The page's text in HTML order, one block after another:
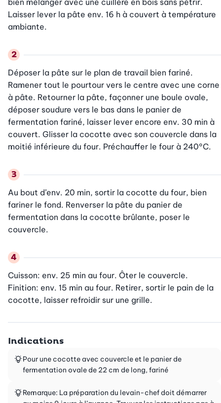
bien mélanger avec une cuillère en bois sans pétrir.
Laisser lever la pâte env. 16 h à couvert à température
ambiante.
Déposer la pâte sur le plan de travail bien fariné.
Ramener tout le pourtour vers le centre avec une corne
à pâte. Retourner la pâte, façonner une boule ovale,
déposer soudure vers le bas dans le panier de
fermentation fariné, laisser lever encore env. 30 min à
couvert. Glisser la cocotte avec son couvercle dans la
moitié inférieure du four. Préchauffer le four à 240°C.
Au bout d’env. 20 min, sortir la cocotte du four, bien
fariner le fond. Renverser la pâte du panier de
fermentation dans la cocotte brûlante, poser le
couvercle.
Cuisson: env. 25 min au four. Ôter le couvercle.
Finition: env. 15 min au four. Retirer, sortir le pain de la
cocotte, laisser refroidir sur une grille.
Indications
Pour une cocotte avec couvercle et le panier de
fermentation ovale de 22 cm de long, fariné
Remarque: La préparation du levain-chef doit démarrer